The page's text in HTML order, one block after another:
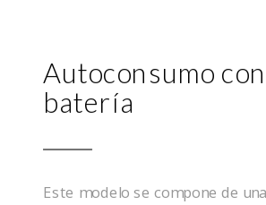
Autoconsumo con
batería
Este modelo se compone de una